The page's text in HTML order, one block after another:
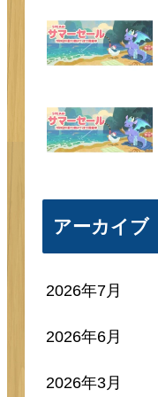
アーカイブ
2026年7月
2026年6月
2026年3月